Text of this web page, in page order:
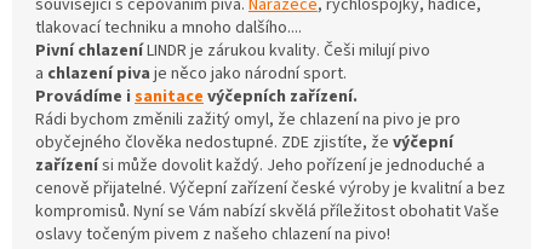
související s čepováním piva. Naražeče, rychlospojky, hadice,
tlakovací techniku a mnoho dalšího....
Pivní chlazeníLINDR je zárukou kvality. Češi milují pivo
a chlazení piva je něco jako národní sport.
Provádíme i sanitacevýčepních zařízení.
Rádi bychom změnili zažitý omyl, že chlazení na pivo je pro
obyčejného člověka nedostupné. ZDE zjistíte, že výčepní
zařízenísi může dovolit každý. Jeho pořízení je jednoduché a
cenově přijatelné. Výčepní zařízení české výroby je kvalitní a bez
kompromisů. Nyní se Vám nabízí skvělá příležitost obohatit Vaše
oslavy točeným pivem z našeho chlazení na pivo!